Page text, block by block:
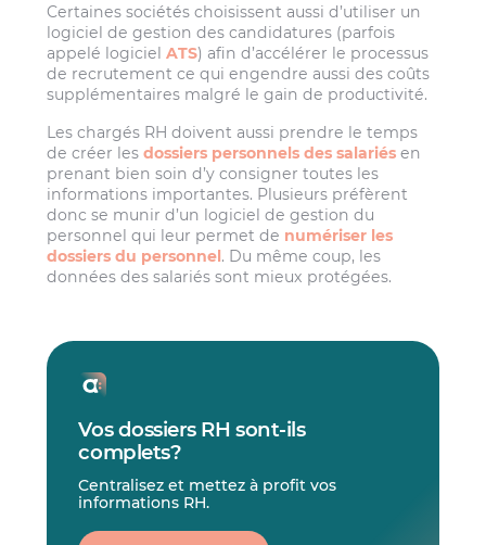
Certaines sociétés choisissent aussi d’utiliser un
logiciel de gestion des candidatures (parfois
appelé logicielATS) afin d’accélérer le processus
de recrutement ce qui engendre aussi des coûts
supplémentaires malgré le gain de productivité.
Les chargés RH doivent aussi prendre le temps
de créer lesdossiers personnels des salariés en
prenant bien soin d’y consigner toutes les
informations importantes. Plusieurs préfèrent
donc se munir d’un logiciel de gestion du
personnel qui leur permet de numériser les
dossiers du personnel. Du même coup, les
données des salariés sont mieux protégées.
Vos dossiers RH sont-ils
complets?
Centralisez et mettez à profit vos
informations RH.